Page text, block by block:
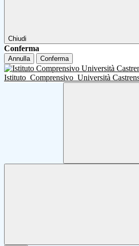
Chiudi
Conferma
Annulla Conferma
Istituto Comprensivo Università